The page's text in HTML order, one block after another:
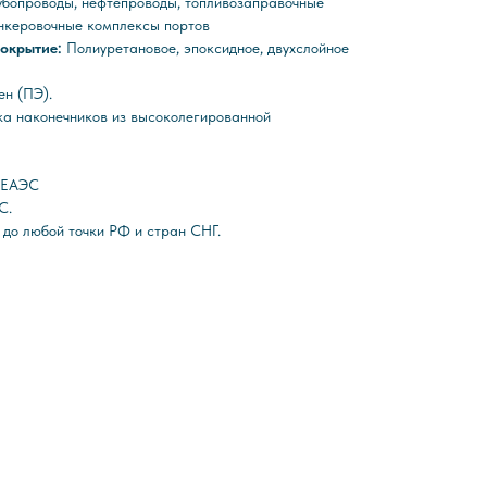
комплексы портов
Полиуретановое, эпоксидное, двухслойное
(ПЭ).
наконечников из высоколегированной
ЕАЭС
до любой точки РФ и стран СНГ.